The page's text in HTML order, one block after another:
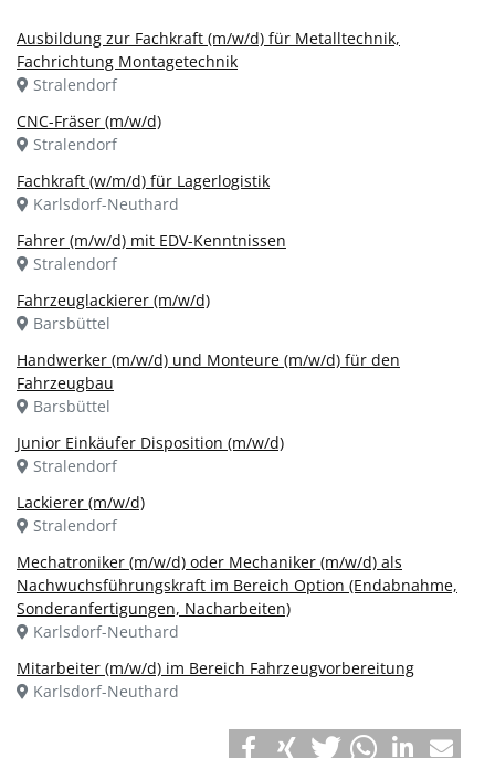
Ausbildung zur Fachkraft (m/w/d) für Metalltechnik,
Fachrichtung Montagetechnik
Stralendorf
CNC-Fräser (m/w/d)
Stralendorf
Fachkraft (w/m/d) für Lagerlogistik
Karlsdorf-Neuthard
Fahrer (m/w/d) mit EDV-Kenntnissen
Stralendorf
Fahrzeuglackierer (m/w/d)
Barsbüttel
Handwerker (m/w/d) und Monteure (m/w/d) für den
Fahrzeugbau
Barsbüttel
Junior Einkäufer Disposition (m/w/d)
Stralendorf
Lackierer (m/w/d)
Stralendorf
Mechatroniker (m/w/d) oder Mechaniker (m/w/d) als
Nachwuchsführungskraft im Bereich Option (Endabnahme,
Sonderanfertigungen, Nacharbeiten)
Karlsdorf-Neuthard
Mitarbeiter (m/w/d) im Bereich Fahrzeugvorbereitung
Karlsdorf-Neuthard